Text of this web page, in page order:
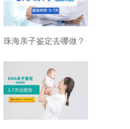
珠海亲子鉴定去哪做？···